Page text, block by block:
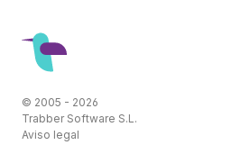
© 2005 - 2026
Trabber Software S.L.
Aviso legal